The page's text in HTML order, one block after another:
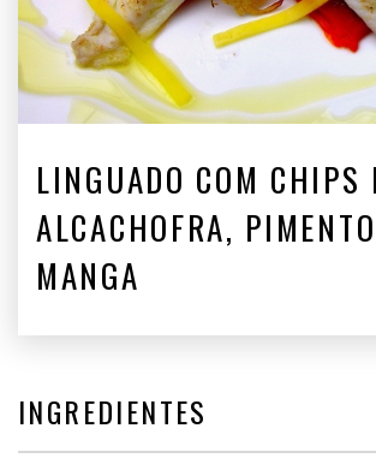
LINGUADO COM CHIPS
ALCACHOFRA,
MANGA
INGREDIENTES